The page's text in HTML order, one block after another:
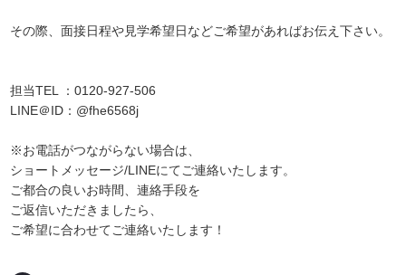
その際、面接日程や見学希望日などご希望があればお伝え下さい。
担当TEL ：0120-927-506
LINE＠ID：@fhe6568j
※お電話がつながらない場合は、
ショートメッセージ/LINEにてご連絡いたします。
ご都合の良いお時間、連絡手段を
ご返信いただきましたら、
ご希望に合わせてご連絡いたします！